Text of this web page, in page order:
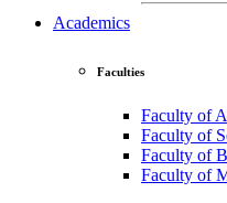
Academics
Faculties
Faculty of
Faculty of
Faculty of
Faculty of